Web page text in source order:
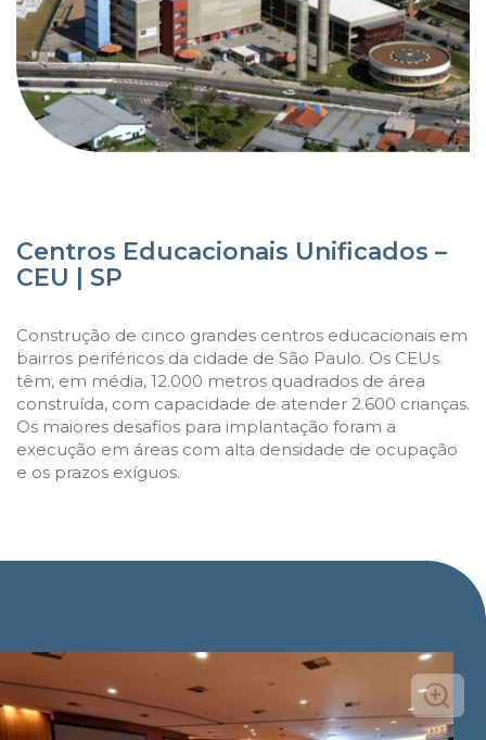
Centros Educacionais Unificados –
CEU | SP
Construção de cinco grandes centros educacionais em
bairros periféricos da cidade de São Paulo. Os CEUs
têm, em média, 12.000 metros quadrados de área
construída, com capacidade de atender 2.600 crianças.
Os maiores desafios para implantação foram a
execução em áreas com alta densidade de ocupação
e os prazos exíguos.